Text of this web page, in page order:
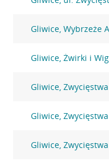
Gliwice, Wybrzeże
Gliwice, Żwirki i
Gliwice,
Gliwice, Zwycięstwa
Gliwice,